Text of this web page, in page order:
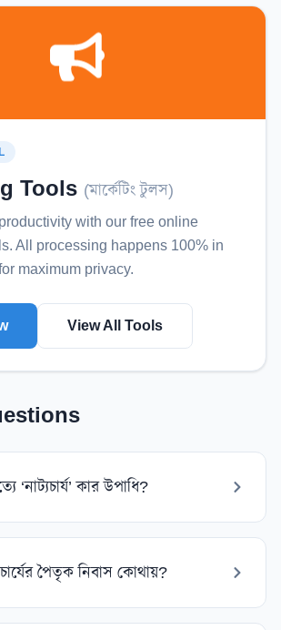
Tools (মার্কেটিং টুলস)
with our free online
. All processing happens 100% in
maximum privacy.
View All Tools
‘নাট্যচার্য’ কার উপাধি?
পৈতৃক নিবাস কোথায়?